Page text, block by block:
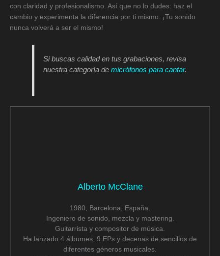
con claridad y profesionalismo. Así que no lo dudes: haz el
cambio y experimenta la diferencia por ti mismo. ¡Tu sonido
nunca volverá a ser el mismo!
Si buscas calidad en tus grabaciones, revisa
nuestra categoría demicrófonos para cantar.
Alberto McClane
1980, Barcelona, España.
Ingeniero de sonido, mezcla y mastering.
Guitarrista y compositor de música.
Ha lanzado 4 álbumes, 9 EPs y decenas de sencillos de
diferentes géneros musicales.